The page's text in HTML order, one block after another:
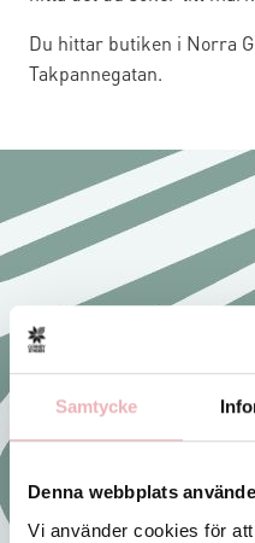
Samtycke
Denna webbplats
Vi använder cookies för
Sök
Du hittar butiken i Norra
Takpannegatan.